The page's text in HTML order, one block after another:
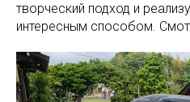
творческий подход и
интересным способом.